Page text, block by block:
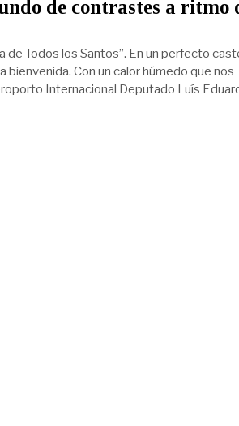
de contrastes a ritmo
de Todos los Santos”. En un perfecto
bienvenida. Con un calor húmedo que nos
Internacional Deputado Luís